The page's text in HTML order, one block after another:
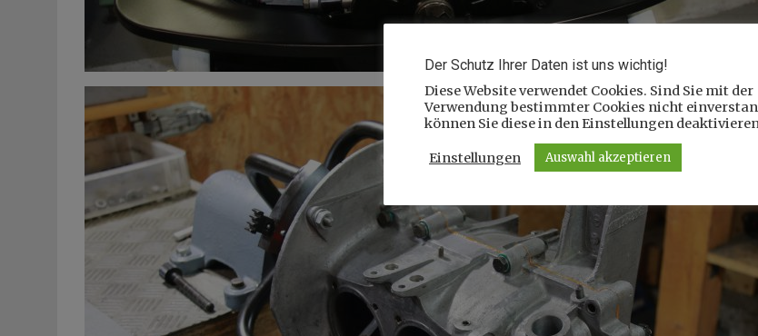
Der Schutz Ihrer Daten ist uns wichtig!
Diese Website verwendet Cookies. Sind Sie mit der
Verwendung bestimmter Cookies nicht
können Sie diese in den Einstellungen
Einstellungen Auswahl akzeptieren